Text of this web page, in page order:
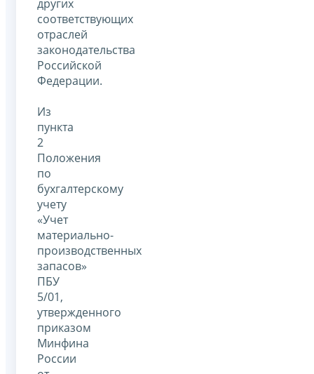
других
соответствующих
отраслей
законодательства
Российской
Федерации.
Из
пункта
2
Положения
по
бухгалтерскому
учету
«Учет
материально-
производственных
запасов»
ПБУ
5/01,
утвержденного
приказом
Минфина
России